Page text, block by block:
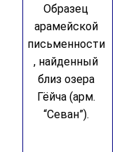
Образец
арамейской
письменности
, найденный
близ озера
Гёйча (арм.
“Севан”).